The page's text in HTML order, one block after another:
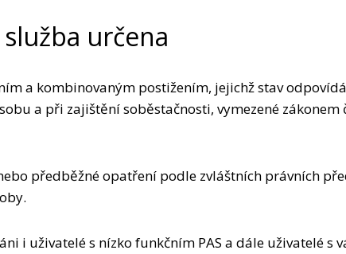
určena
a kombinovaným postižením, jejichž stav
a při zajištění soběstačnosti, vymezené zákonem
předběžné opatření podle zvláštních právních
i uživatelé s nízko funkčním PAS a dále uživatelé